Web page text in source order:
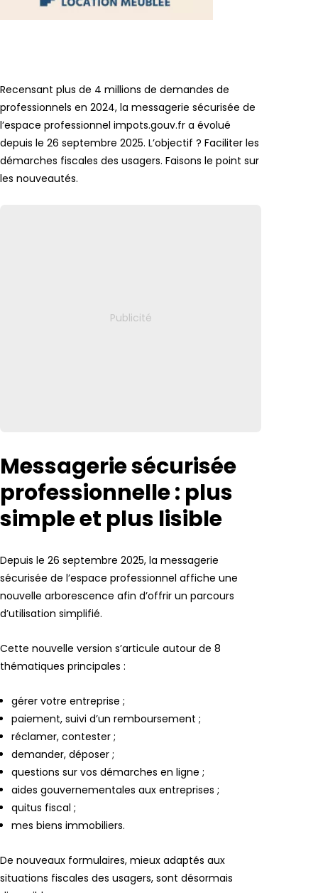
Recensant plus de 4 millions de demandes de
professionnels en 2024, la messagerie sécurisée de
l’espace professionnel impots.gouv.fr a évolué
depuis le 26 septembre 2025. L’objectif ? Faciliter les
démarches fiscales des usagers. Faisons le point sur
les nouveautés.
Messagerie sécurisée
professionnelle : plus
simple et plus lisible
Depuis le 26 septembre 2025, la messagerie
sécurisée de l’espace professionnel affiche une
nouvelle arborescence afin d’offrir un parcours
d’utilisation simplifié.
Cette nouvelle version s’articule autour de 8
thématiques principales :
gérer votre entreprise ;
paiement, suivi d’un remboursement ;
réclamer, contester ;
demander, déposer ;
questions sur vos démarches en ligne ;
aides gouvernementales aux entreprises ;
quitus fiscal ;
mes biens immobiliers.
De nouveaux formulaires, mieux adaptés aux
situations fiscales des usagers, sont désormais